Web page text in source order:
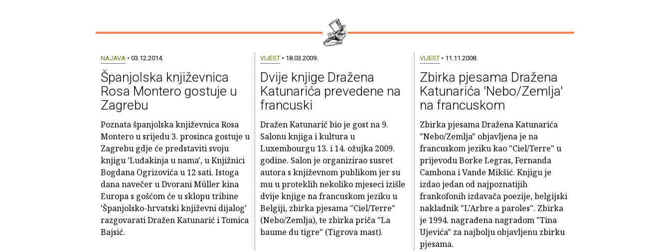
NAJAVA• 03.12.2014.
Španjolska književnica
Rosa Montero gostuje u
Zagrebu
Poznata španjolska književnica Rosa
Montero u srijedu 3. prosinca gostuje u
Zagrebu gdje će predstaviti svoju
knjigu 'Luđakinja u nama', u Knjižnici
Bogdana Ogrizovića u 12 sati. Istoga
dana navečer u Dvorani Müller kina
Europa s gošćom će u sklopu tribine
'Španjolsko-hrvatski književni dijalog'
razgovarati Dražen Katunarić i Tomica
Bajsić.
VIJEST• 18.03.2009.
Dvije knjige Dražena
Katunarića prevedene na
francuski
Dražen Katunarić bio je gost na 9.
Salonu knjiga i kultura u
Luxembourgu 13. i 14. ožujka 2009.
godine. Salon je organizirao susret
autora s književnom publikom jer su
mu u proteklih nekoliko mjeseci izišle
dvije knjige na francuskom jeziku u
Belgiji, zbirka pjesama "Ciel/Terre"
(Nebo/Zemlja), te zbirka priča "La
baume du tigre" (Tigrova mast).
VIJEST• 11.11.2008.
Zbirka pjesama Dražena
Katunarića 'Nebo/Zemlja'
na francuskom
Zbirka pjesama Dražena Katunarića
"Nebo/Zemlja" objavljena je na
francuskom jeziku kao "Ciel/Terre" u
prijevodu Borke Legras, Fernanda
Cambona i Vande Mikšić. Knjigu je
izdao jedan od najpoznatijih
frankofonih izdavača poezije, belgijski
nakladnik "L'Arbre a paroles". Zbirka
je 1994. nagrađena nagradom "Tina
Ujevića" za najbolju objavljenu zbirku
pjesama.